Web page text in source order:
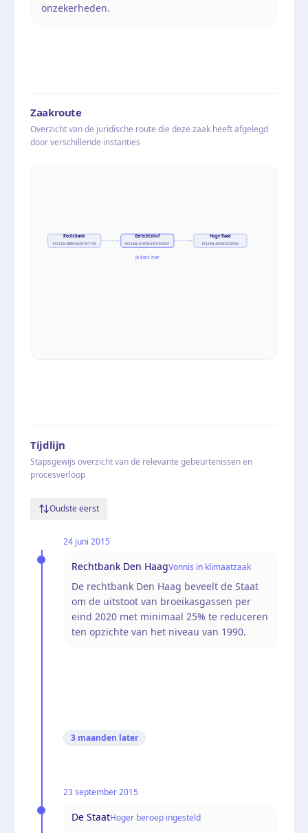
onzekerheden.
Zaakroute
Overzicht van de juridische route die deze zaak heeft afgelegd
door verschillende instanties
Rechtbank
ECLI:NL:RBDHA:2015:7145
Gerechtshof
ECLI:NL:GHDHA:2018:2591
Je bent hier
Hoge Raad
ECLI:NL:HR:2019:2006
Tijdlijn
Stapsgewijs overzicht van de relevante gebeurtenissen en
procesverloop
Oudste eerst
24 juni 2015
Rechtbank Den HaagVonnis in klimaatzaak
De rechtbank Den Haag beveelt de Staat
om de uitstoot van broeikasgassen per
eind 2020 met minimaal 25% te reduceren
ten opzichte van het niveau van 1990.
3 maanden later
23 september 2015
De StaatHoger beroep ingesteld